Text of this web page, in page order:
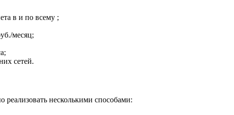
в и по всему ;
месяц;
сетей.
несколькими способами: